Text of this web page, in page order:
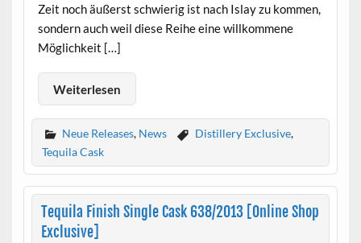
Zeit noch äußerst schwierig ist nach Islay zu kommen,
sondern auch weil diese Reihe eine willkommene
Möglichkeit […]
Weiterlesen
Neue Releases, News Distillery Exclusive,
Tequila Cask
Tequila Finish Single Cask 638/2013 [Online Shop
Exclusive]